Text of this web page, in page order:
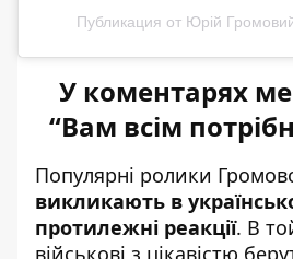
Публикация от Юрій
У коментарях
“Вам всім
Популярні ролики
викликають в
протилежні реакції. В
військові з цікавістю